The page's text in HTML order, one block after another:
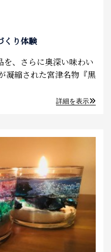
くり体験
、さらに奥深い味わい
凝縮された宮津名物『黒
詳細を表示